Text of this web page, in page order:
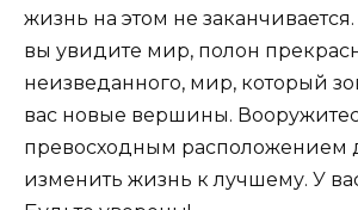
жизнь на этом не
вы увидите мир, полон
неизведанного, мир, который
вас новые вершины.
превосходным расположением
изменить жизнь к лучшему. У